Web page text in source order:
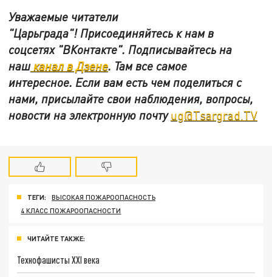
Уважаемые читатели
"Царьграда"! Присоединяйтесь к нам в
соцсетях "ВКонтакте". Подписывайтесь на
нашканал в Дзене. Там все самое
интересное. Если вам есть чем поделиться с
нами, присылайте свои наблюдения, вопросы,
новости на электронную почтуug@Tsargrad.TV
ТЕГИ:
ВЫСОКАЯ ПОЖАРООПАСНОСТЬ
4 КЛАСС ПОЖАРООПАСНОСТИ
ЧИТАЙТЕ ТАКЖЕ:
Технофашисты XXI века